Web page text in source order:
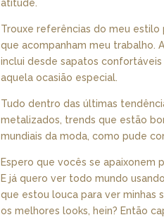
atitude.
Trouxe referências do meu
que acompanham meu trabalho.
inclui desde sapatos
aquela ocasião especial.
Tudo dentro das últimas
metalizados, trends que estão
mundiais da moda, como pude
Espero que vocês se apaixonem
E já quero ver todo mundo
que estou louca para ver minhas
os melhores looks, hein? Então